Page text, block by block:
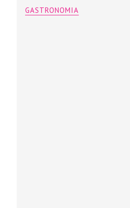
GASTRONOMIA